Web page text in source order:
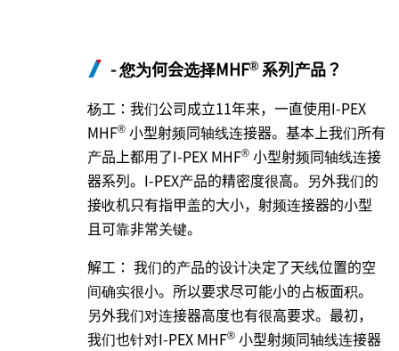
- 您为何会选择MHF® 系列产品？
杨工：我们公司成立11年来，一直使用I-PEX
MHF® 小型射频同轴线连接器。基本上我们所有
产品上都用了I-PEX MHF® 小型射频同轴线连接
器系列。I-PEX产品的精密度很高。另外我们的
接收机只有指甲盖的大小，射频连接器的小型
且可靠非常关键。
解工： 我们的产品的设计决定了天线位置的空
间确实很小。所以要求尽可能小的占板面积。
另外我们对连接器高度也有很高要求。最初，
我们也针对I-PEX MHF® 小型射频同轴线连接器